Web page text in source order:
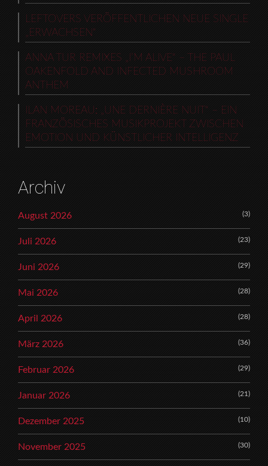
LEFTOVERS VERÖFFENTLICHEN NEUE SINGLE
„ERWACHSEN“
ANNA TUR REMIXES „I’M ALIVE“ – THE PAUL
OAKENFOLD AND INFECTED MUSHROOM
ANTHEM
ILAN MOREAU: „UNE DERNIÈRE NUIT“ – EIN
FRANZÖSISCHES MUSIKPROJEKT ZWISCHEN
EMOTION UND KÜNSTLICHER INTELLIGENZ
Archiv
August 2026 (3)
Juli 2026 (23)
Juni 2026 (29)
Mai 2026 (28)
April 2026 (28)
März 2026 (36)
Februar 2026 (29)
Januar 2026 (21)
Dezember 2025 (10)
November 2025 (30)